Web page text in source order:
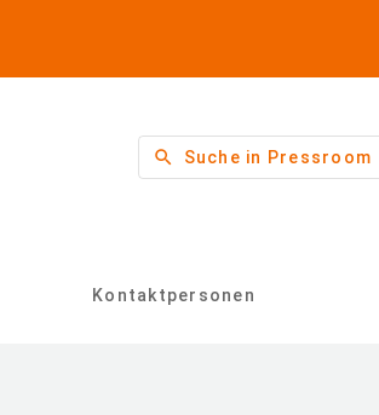
search Suche in Pressroom
Kontaktpersonen